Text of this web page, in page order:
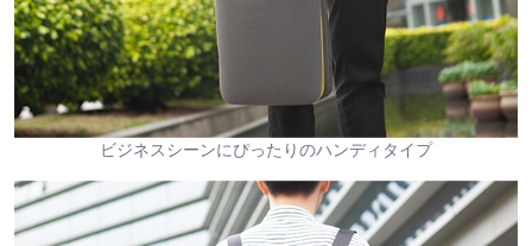
ビジネスシーンにぴったりのハンディタイプ